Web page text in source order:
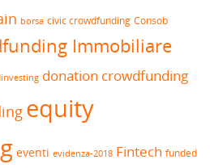
borsa civic crowdfunding Consob
Immobiliare
donation crowdfunding
equity
eventi evidenza-2018 Fintech funded